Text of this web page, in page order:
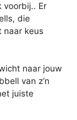
voorbij.. Er
die
naar keus
naar jouw
van z’n
juiste